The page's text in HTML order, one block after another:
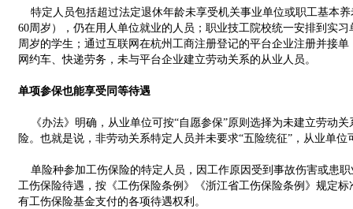
特定人员包括超过法定退休年龄未享受机关事业单位或职工基本
60周岁），仍在用人单位就业的人员；职业技工院校统一安排到实
周岁的学生；通过互联网在杭州工商注册登记的平台企业注册并接
网约车、快递劳务，未与平台企业建立劳动关系的从业人员。
单项参保也能享受同等待遇
《办法》明确，从业单位可按“自愿参保”原则选择为未建立劳动
险。也就是说，非劳动关系特定人员并未要求“五险统征”，从业单
单险种参加工伤保险的特定人员，因工作原因受到事故伤害或患
工伤保险待遇，按《工伤保险条例》《浙江省工伤保险条例》规定
有工伤保险基金支付的各项待遇权利。